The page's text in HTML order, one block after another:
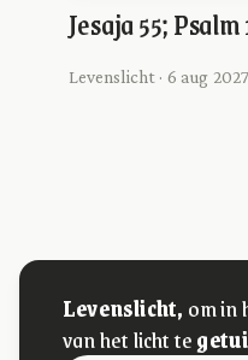
Jesaja 55;
Levenslicht · 6 aug
Levenslicht, om in
van het licht te